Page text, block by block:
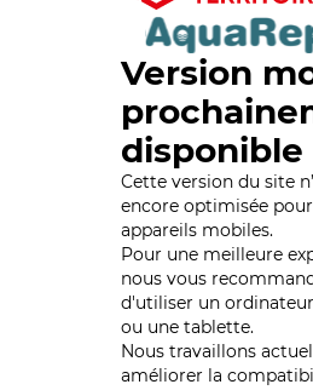
Version
disponible
Cette version du site
encore optimisée
appareils mobiles.
Pour une meilleure
nous vous
d'utiliser un
ou une tablette.
Nous travaillons
améliorer la